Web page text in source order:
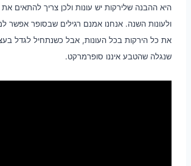
היא ההבנה שלירקות יש עונות ולכן צריך להתאים
ולעונות השנה. אנחנו אמנם רגילים שבסופר אפשר
את כל הירקות בכל העונות, אבל כשנתחיל לגדל
שנגלה שהטבע איננו סופרמרקט.